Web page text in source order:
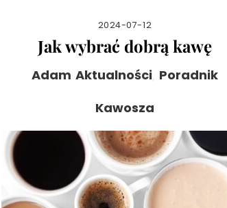
2024-07-12
Jak wybrać dobrą kawę
Adam Aktualności Poradnik
Kawosza